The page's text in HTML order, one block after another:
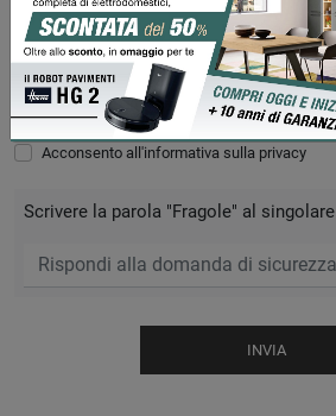
Acconsento all'informativa sulla privacy
Scrivere la parola "Fragole" al singolare
INVIA